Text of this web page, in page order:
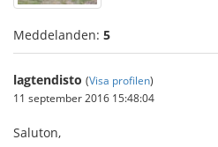
Meddelanden: 5
lagtendisto (Visa profilen)
11 september 2016 15:48:04
Saluton,